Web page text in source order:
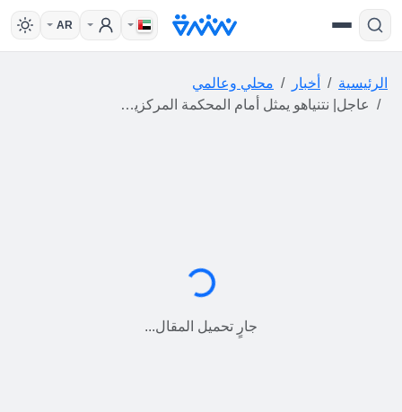
AR
الرئيسية أخبار
محلي وعالمي
عاجل| نتنياهو يمثل أمام المحكمة المركزية بتهم الفساد وخيانة الأمانة
جارٍ التحميل...
جارٍ تحميل المقال...